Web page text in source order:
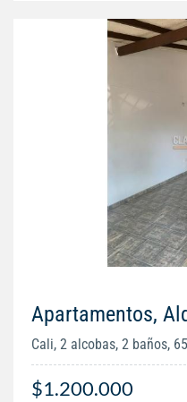
Apartamentos,
Cali, 2 alcobas, 2 baños,
$1.200.000